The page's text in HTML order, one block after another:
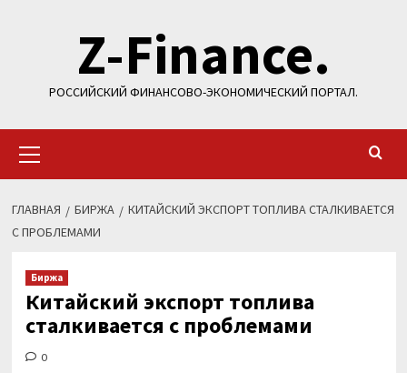
содержимомуZ-Finance.
РОССИЙСКИЙ ФИНАНСОВО-ЭКОНОМИЧЕСКИЙ ПОРТАЛ.
меню
ГЛАВНАЯ БИРЖА
КИТАЙСКИЙ ЭКСПОРТ ТОПЛИВА СТАЛКИВАЕТСЯ
С ПРОБЛЕМАМИ
Биржа
Китайский экспорт топлива
сталкивается с проблемами
0